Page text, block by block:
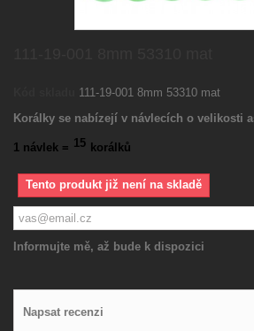
111-19-001 8mm 53310 mat
Korálky se nabízejí v návlecích o velikosti
1 návlek = 15 korálků
Tento produkt již není na skladě
Informujte mě, až bude k dispozici
Napsat recenzi